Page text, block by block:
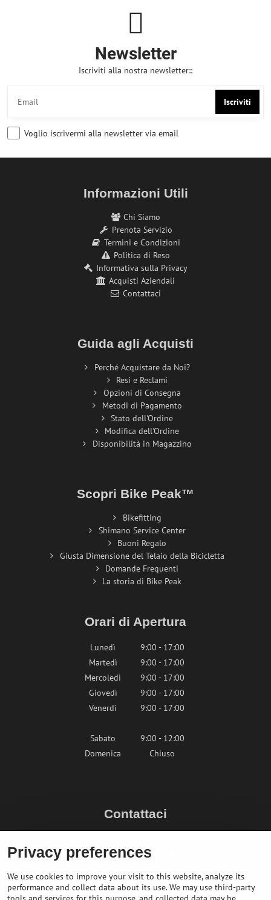
Newsletter
Iscriviti alla nostra newsletter::
Iscriviti
Voglio iscrivermi alla newsletter via email
Informazioni Utili
Chi Siamo
Prenota Servizio
Termini e Condizioni
Politica di Reso
Informativa sulla Privacy
Acquisti Aziendali
Contattaci
Guida agli Acquisti
Perché Acquistare da Noi?
Resi e Reclami
Opzioni di Consegna
Metodi di Pagamento
Stato dell'Ordine
Modifica dell'Ordine
Disponibilità in Magazzino
Scopri Bike Peak™
Bikefitting
Shimano Service Center
Buoni Regalo
Giusta Dimensione del Telaio della Bicicletta
Domande Frequenti
La storia di Bike Peak
Orari di Apertura
Lunedì
9:00 - 17:00
Martedì
9:00 - 17:00
Mercoledì
9:00 - 17:00
Giovedì
9:00 - 17:00
Venerdì
9:00 - 17:00
Sabato
9:00 - 12:00
Domenica
Chiuso
Contattaci
+436764858804 (AT)
Privacy preferences
We use cookies to improve your visit to this website, analyze its
performance and collect data about its use. We may use third-party